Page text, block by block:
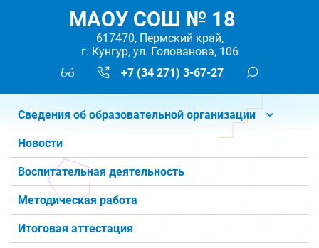
МАОУ СОШ № 18
617470, Пермский край,
г. Кунгур, ул. Голованова, 106
+7 (34 271) 3-67-27
Сведения об образовательной организации
Новости
Воспитательная деятельность
Методическая работа
Итоговая аттестация